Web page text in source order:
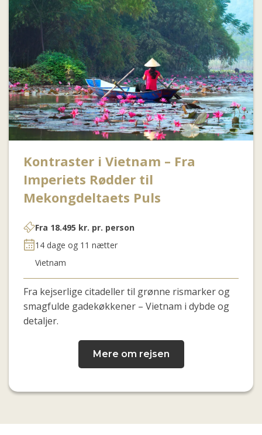
Kontraster i Vietnam – Fra
Imperiets Rødder til
Mekongdeltaets Puls
Fra 18.495 kr. pr. person
14 dage og 11 nætter
Vietnam
Fra kejserlige citadeller til grønne rismarker og
smagfulde gadekøkkener – Vietnam i dybde og
detaljer.
Mere om rejsen